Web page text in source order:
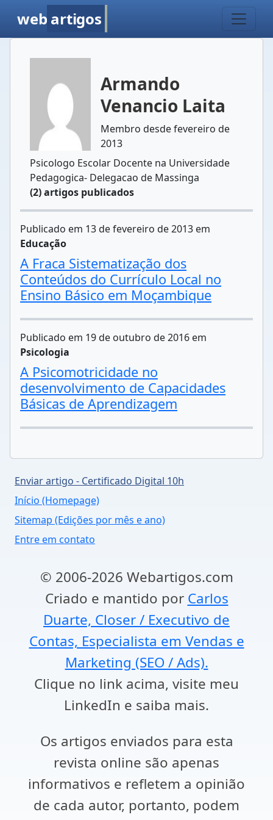
web artigos
Armando
Venancio Laita
Membro desde fevereiro de
2013
Psicologo Escolar Docente na Universidade
Pedagogica- Delegacao de Massinga
(2) artigos publicados
Publicado em 13 de fevereiro de 2013 em
Educação
A Fraca Sistematização dos
Conteúdos do Currículo Local no
Ensino Básico em Moçambique
Publicado em 19 de outubro de 2016 em
Psicologia
A Psicomotricidade no
desenvolvimento de Capacidades
Básicas de Aprendizagem
Enviar artigo - Certificado Digital 10h
Início (Homepage)
Sitemap (Edições por mês e ano)
Entre em contato
© 2006-2026 Webartigos.com
Criado e mantido por Carlos
Duarte, Closer / Executivo de
Contas, Especialista em Vendas e
Marketing (SEO / Ads).
Clique no link acima, visite meu
LinkedIn e saiba mais.
Os artigos enviados para esta
revista online são apenas
informativos e refletem a opinião
de cada autor, portanto, podem